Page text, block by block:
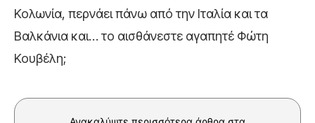
Κολωνία, περνάει πάνω από την Ιταλία και τα
Βαλκάνια και… το αισθάνεστε αγαπητέ Φώτη
Κουβέλη;